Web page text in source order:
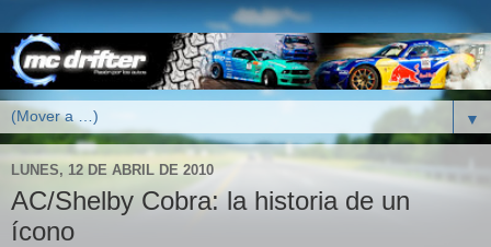
▼
LUNES, 12 DE ABRIL DE 2010
AC/Shelby Cobra: la historia de un
ícono